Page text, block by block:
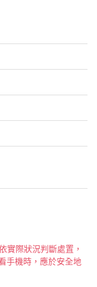
實際狀況判斷處置，
手機時，應於安全地